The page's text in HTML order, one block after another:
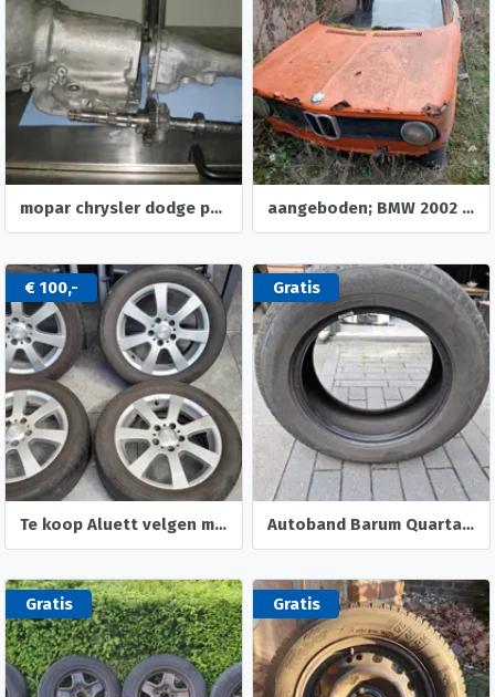
mopar chrysler dodge plymouth imperial jensen facel vega aangeboden; BMW 2002 voor onderdelen.
€ 100,-
Te koop Aluett velgen met zomerbanden
Gratis
Autoband Barum Quartaris 5
Gratis Gratis